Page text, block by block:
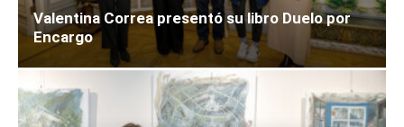
Valentina Correa presentó su libro Duelo por
Encargo